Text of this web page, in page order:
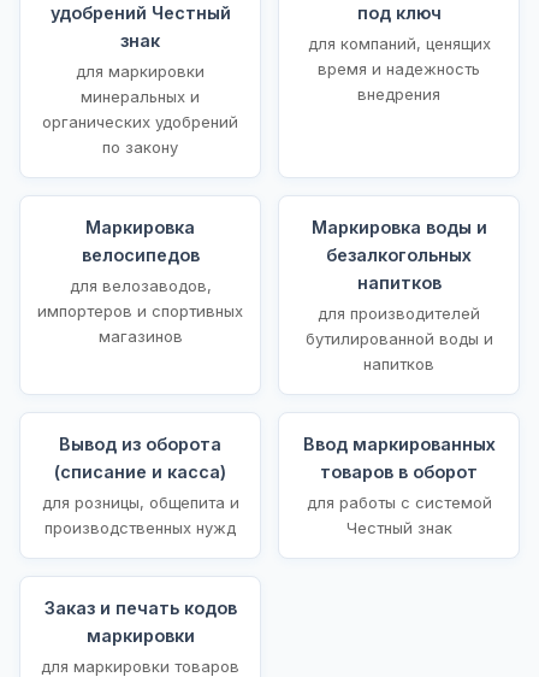
удобрений Честный
знак
для маркировки
минеральных и
органических удобрений
по закону
под ключ
для компаний, ценящих
время и надежность
внедрения
Маркировка
велосипедов
для велозаводов,
импортеров и спортивных
магазинов
Маркировка воды и
безалкогольных
напитков
для производителей
бутилированной воды и
напитков
Вывод из оборота
(списание и касса)
для розницы, общепита и
производственных нужд
Ввод маркированных
товаров в оборот
для работы с системой
Честный знак
Заказ и печать кодов
маркировки
для маркировки товаров